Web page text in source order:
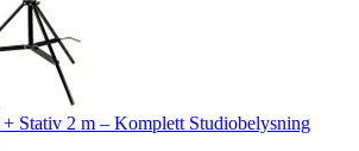
Stativ 2 m – Komplett Studiobelysning